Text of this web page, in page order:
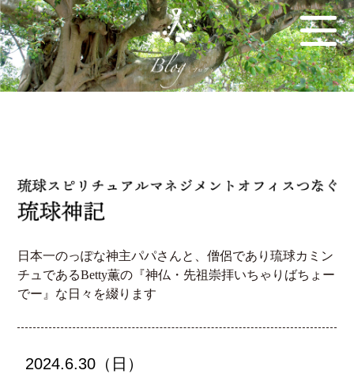
日本一のっぽな神主パパさんと、僧侶であり琉球カミン
チュであるBetty薫の『神仏・先祖崇拝いちゃりばちょー
でー』な日々を綴ります
2024.6.30（日）